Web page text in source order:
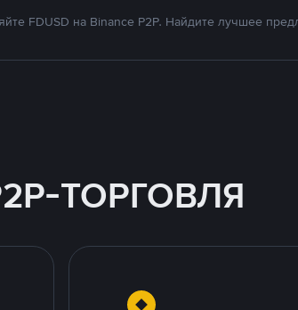
FDUSD на Binance P2P. Найдите лучшее
ТОРГОВЛЯ